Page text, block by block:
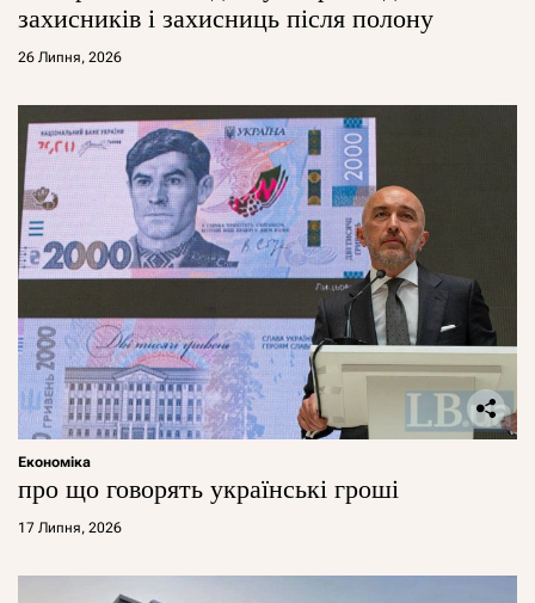
захисників і захисниць після полону
26 Липня, 2026
Економіка
про що говорять українські гроші
17 Липня, 2026